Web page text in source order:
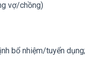
vợ/chồng)
bổ nhiệm/tuyển dụng;